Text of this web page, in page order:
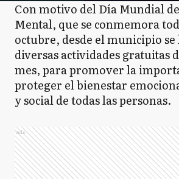
Con motivo del Día Mundial
Mental, que se conmemora
octubre, desde el municipio se
diversas actividades gratuitas
mes, para promover la
proteger el bienestar
y social de todas las personas.
Ads